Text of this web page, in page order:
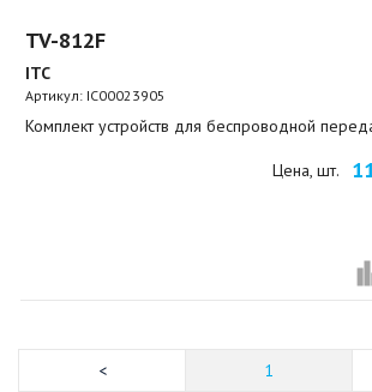
TV-812F
ITC
Артикул: IC00023905
Комплект устройств для беспроводной
Цена, шт.
1